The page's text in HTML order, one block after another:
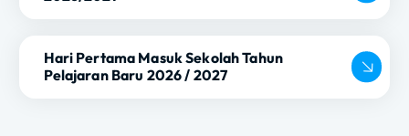
Hari Pertama Masuk Sekolah Tahun
Pelajaran Baru 2026 / 2027